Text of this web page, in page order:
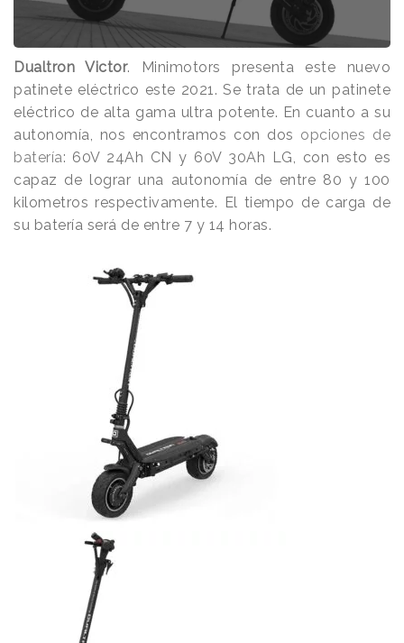
Dualtron Victor. Minimotors presenta este nuevo
patinete eléctrico este 2021. Se trata de un patinete
eléctrico de alta gama ultra potente. En cuanto a su
autonomía, nos encontramos con dos opciones de
batería: 60V 24Ah CN y 60V 30Ah LG, con esto es
capaz de lograr una autonomía de entre 80 y 100
kilometros respectivamente. El tiempo de carga de
su batería será de entre 7 y 14 horas.